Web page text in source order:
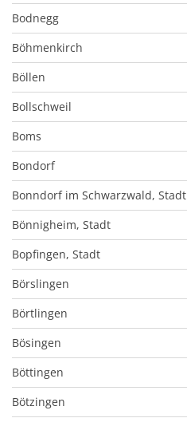
Bodnegg
Böhmenkirch
Böllen
Bollschweil
Boms
Bondorf
Bonndorf im Schwarzwald, Stadt
Bönnigheim, Stadt
Bopfingen, Stadt
Börslingen
Börtlingen
Bösingen
Böttingen
Bötzingen